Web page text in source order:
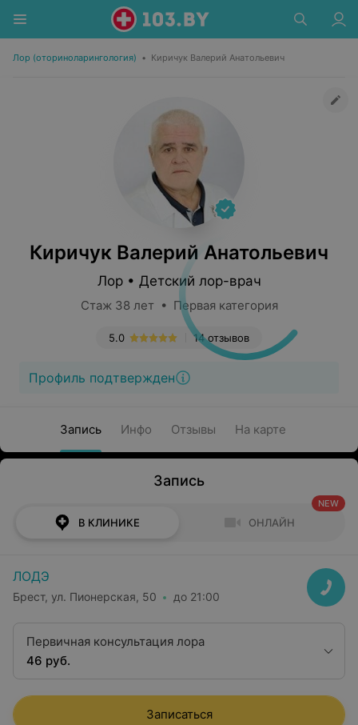
Лор (оториноларингология) • Киричук Валерий Анатольевич
Киричук Валерий Анатольевич
Лор • Детский лор-врач
Стаж 38 лет • Первая категория
14 отзывов
5.0
Профиль подтвержден
Запись Инфо Отзывы На карте
Запись
В КЛИНИКЕ ОНЛАЙН
NEW
ЛОДЭ
Брест, ул. Пионерская, 50 до 21:00
Первичная консультация лора
46 руб.
Записаться